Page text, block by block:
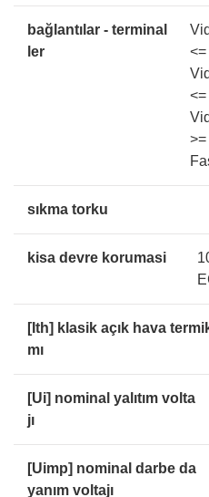
bağlantılar - terminal
ler
<=
<=
>=
sıkma torku
kisa devre korumasi
[Ith] klasik açık hava
mı
[Ui] nominal yalıtım volta
jı
[Uimp] nominal darbe da
yanım voltajı